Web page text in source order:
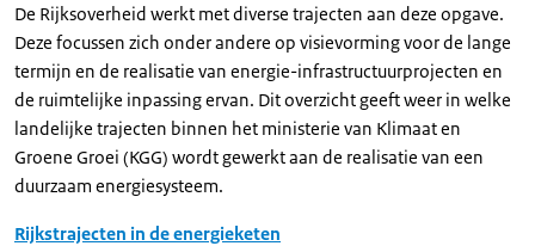
De Rijksoverheid werkt met diverse trajecten aan deze opgave.
Deze focussen zich onder andere op visievorming voor de lange
termijn en de realisatie van energie-infrastructuurprojecten en
de ruimtelijke inpassing ervan. Dit overzicht geeft weer in welke
landelijke trajecten binnen het ministerie van Klimaat en
Groene Groei (KGG) wordt gewerkt aan de realisatie van een
duurzaam energiesysteem.
Rijkstrajecten in de energieketen